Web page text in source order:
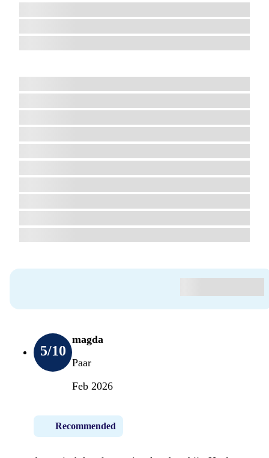
5/10
magda
Paar
Feb 2026
Recommended